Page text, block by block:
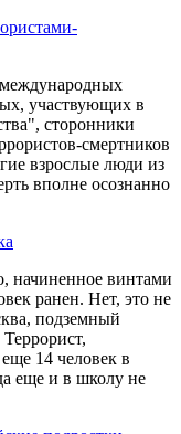
участвующих в
сторонники
смертников
взрослые люди из
вполне осознанно
начиненное винтами
ранен. Нет, это не
подземный
14 человек в
еще и в школу не